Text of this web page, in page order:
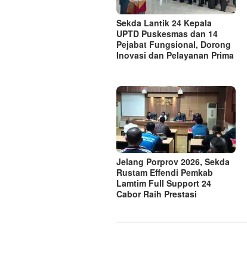
‎Sekda Lantik 24 Kepala
UPTD Puskesmas dan 14
Pejabat Fungsional, Dorong
Inovasi dan Pelayanan Prima
Jelang Porprov 2026, Sekda
Rustam Effendi Pemkab
Lamtim Full Support 24
Cabor Raih Prestasi